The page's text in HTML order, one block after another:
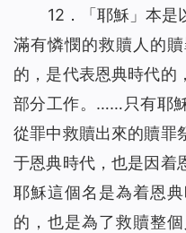
12．「耶穌」本是
滿有憐憫的救贖人的
的，是代表恩典時代的
部分工作。……只有耶
從罪中救贖出來的贖罪
于恩典時代，也是因着
耶穌這個名是為着恩
的，也是為了救贖整